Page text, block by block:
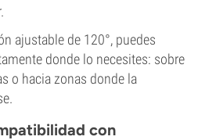
ajustable de 120°, puedes
donde lo necesites: sobre
o hacia zonas donde la
con